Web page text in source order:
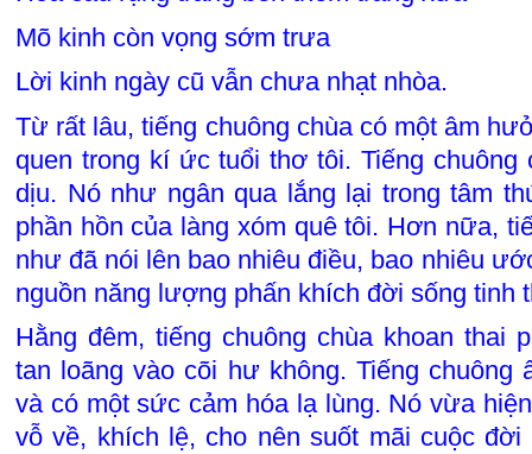
Mõ kinh còn vọng sớm trưa
Lời kinh ngày cũ vẫn chưa nhạt nhòa.
Từ rất lâu, tiếng chuông chùa có một âm
quen trong kí ức tuổi thơ tôi. Tiếng chuông
dịu. Nó như ngân qua lắng lại trong tâm
phần hồn của làng xóm quê tôi. Hơn nữa,
như đã nói lên bao nhiêu điều, bao nhiêu
nguồn năng lượng phấn khích đời sống tinh
Hằng đêm, tiếng chuông chùa khoan thai
tan loãng vào cõi hư không. Tiếng chuông
và có một sức cảm hóa lạ lùng. Nó vừa
vỗ về, khích lệ, cho nên suốt mãi cuộc đời